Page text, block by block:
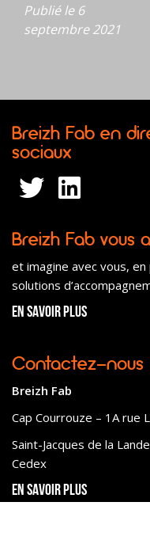
Publié le 6
septembre 2021
Breizh Fab vous
et imagine avec vous,
solutions
En savoir plus
Contactez-nous
Breizh Fab
Cap Courrouze – 1A rue
Saint-Jacques de la
Cedex
En savoir plus
Breizh Fab en
sociaux